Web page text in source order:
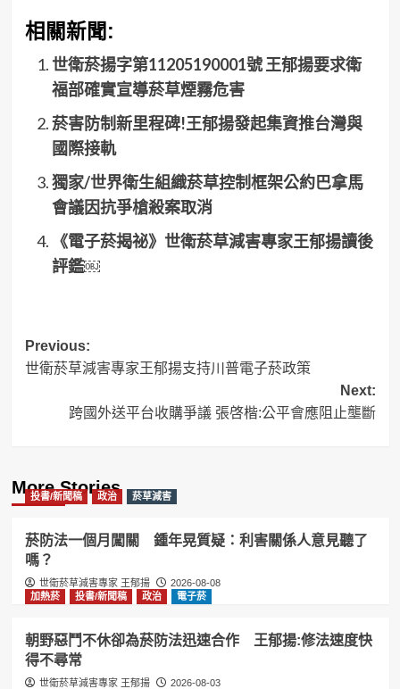
相關新聞:
世衛菸揚字第11205190001號 王郁揚要求衛
福部確實宣導菸草煙霧危害
菸害防制新里程碑!王郁揚發起集資推台灣與
國際接軌
獨家/世界衛生組織菸草控制框架公約巴拿馬
會議因抗爭槍殺案取消
《電子菸揭祕》世衛菸草減害專家王郁揚讀後
評鑑￼
Post
navigation
Previous:
世衛菸草減害專家王郁揚支持川普電子菸政策
Next:
跨國外送平台收購爭議 張啓楷:公平會應阻止壟斷
More Stories
投書/新聞稿 政治 菸草減害
菸防法一個月闖關 鍾年晃質疑：利害關係人意見聽了
嗎？
世衛菸草減害專家 王郁揚
2026-08-08
加熱菸
投書/新聞稿 政治 電子菸
朝野惡鬥不休卻為菸防法迅速合作 王郁揚:修法速度快
得不尋常
世衛菸草減害專家 王郁揚 2026-08-03